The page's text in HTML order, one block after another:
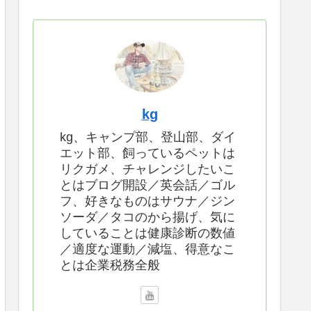
kg
kg、キャンプ部、登山部、ダイ
エット部、飼っているペットは
リクガメ、チャレンジしたいこ
とはブログ開設／英会話／ゴル
フ、好きなものはサウナ／ジン
ソーダ／タコのから揚げ、気に
していることは健康診断の数値
／適度な運動／減塩、得意なこ
とは企業税務全般